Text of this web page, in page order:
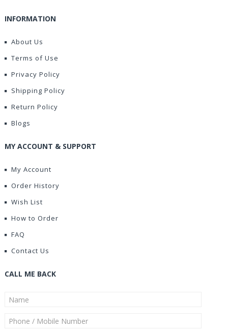
INFORMATION
About Us
Terms of Use
Privacy Policy
Shipping Policy
Return Policy
Blogs
MY ACCOUNT & SUPPORT
My Account
Order History
Wish List
How to Order
FAQ
Contact Us
CALL ME BACK